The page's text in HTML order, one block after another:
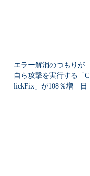
エラー解消のつもりが
自ら攻撃を実行する「C
lickFix」が108％増 日